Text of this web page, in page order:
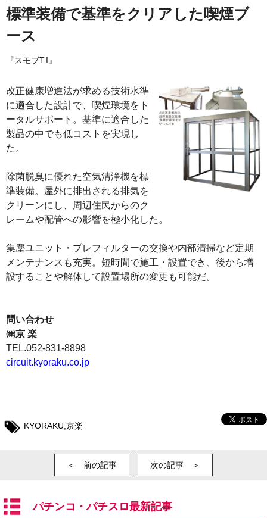
標準装備で基準をクリアした喫煙ブ
ース
『スモブT.I』
改正健康増進法が求める技術水準
に適合した設計で、喫煙環境をト
ータルサポート。基準に適合した
製品の中でも低コストを実現し
た。
除菌脱臭に優れた空気清浄機を標
準装備。屋外に排出される排気を
クリーンにし、周辺住民からのク
レームや配管への影響を極小化した。
集塵ユニット・プレフィルターの交換や内部清掃など定期
メンテナンスも充実。短時間で施工・設置でき、後から増
設することや解体して設置場所の変更も可能だ。
問い合わせ
㈱京 楽
TEL.052-831-8898
circuit.kyoraku.co.jp
KYORAKU 京楽
＜ 前の記事 次の記事 ＞
パチンコ・パチスロ最新記事